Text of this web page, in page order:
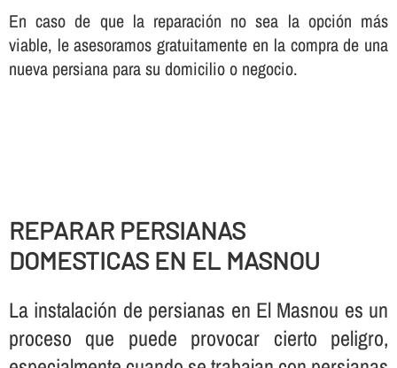
En caso de que la reparación no sea la opción más
viable, le asesoramos gratuitamente en la compra de una
nueva persiana para su domicilio o negocio.
REPARAR PERSIANAS
DOMESTICAS EN EL MASNOU
La instalación de persianas en El Masnou es un
proceso que puede provocar cierto peligro,